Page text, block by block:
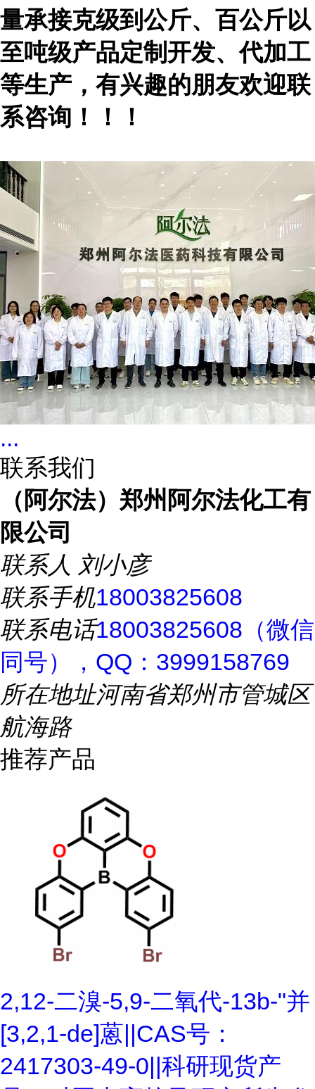
量承接克级到公斤、百公斤以
至吨级产品定制开发、代加工
等生产，有兴趣的朋友欢迎联
系咨询！！！
...
联系我们
（阿尔法）郑州阿尔法化工有
限公司
联系人 刘小彦
联系手机18003825608
联系电话18003825608（微信
同号），QQ：3999158769
所在地址河南省郑州市管城区
航海路
推荐产品
2,12-二溴-5,9-二氧代-13b-"并
[3,2,1-de]蒽||CAS号：
2417303-49-0||科研现货产